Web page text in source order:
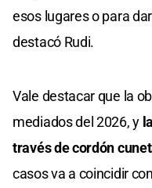
esos lugares o para
destacó Rudi.
Vale destacar que la
mediados del 2026, y
través de cordón
casos va a coincidir